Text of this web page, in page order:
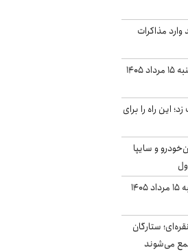
مذاکرات
قیمت دلار بازار آزاد امروز پنجشنبه ۱۵ مرداد ۱۴۰۵
این راه را برای
و سایپا
قیمت سکه و طلا امروز پنجشنبه ۱۵ مرداد ۱۴۰۵
ستارگان
می‌شوند